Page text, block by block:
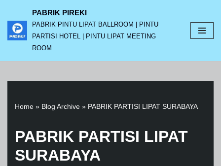
Lompat
ke
PABRIK PIREKI
PABRIK PINTU LIPAT BALLROOM | PINTU
PARTISI HOTEL | PINTU LIPAT MEETING
ROOM
Home » Blog Archive » PABRIK PARTISI LIPAT SURABAYA
PABRIK PARTISI LIPAT
SURABAYA